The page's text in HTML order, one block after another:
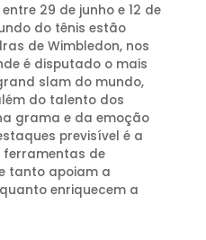
29 de junho e 12 de
do tênis estão
de Wimbledon, nos
é disputado o mais
slam do mundo,
do talento dos
grama e da emoção
previsível é a
ferramentas de
tanto apoiam a
enriquecem a